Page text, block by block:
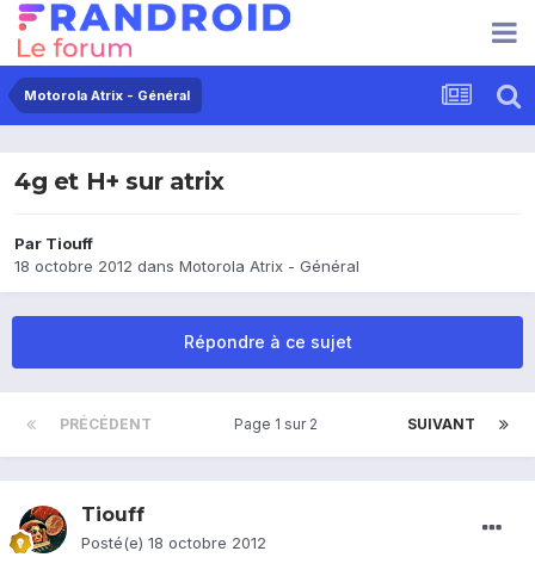
Motorola Atrix - Général
4g et H+ sur atrix
Par Tiouff
18 octobre 2012 dans Motorola Atrix - Général
Répondre à ce sujet
PRÉCÉDENT SUIVANT
Page 1 sur 2
Tiouff
Posté(e) 18 octobre 2012